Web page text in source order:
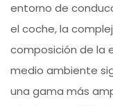
entorno de
el coche, la
composición de la
medio ambiente
una gama más